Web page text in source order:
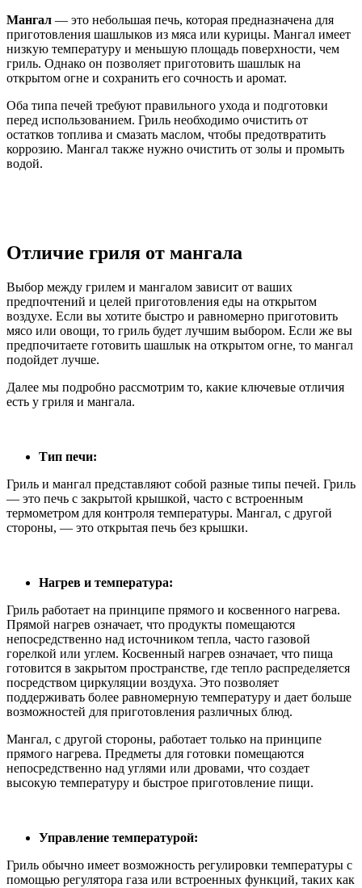
Мангал — это небольшая печь, которая предназначена для
приготовления шашлыков из мяса или курицы. Мангал имеет
низкую температуру и меньшую площадь поверхности, чем
гриль. Однако он позволяет приготовить шашлык на
открытом огне и сохранить его сочность и аромат.
Оба типа печей требуют правильного ухода и подготовки
перед использованием. Гриль необходимо очистить от
остатков топлива и смазать маслом, чтобы предотвратить
коррозию. Мангал также нужно очистить от золы и промыть
водой.
Отличие гриля от мангала
Выбор между грилем и мангалом зависит от ваших
предпочтений и целей приготовления еды на открытом
воздухе. Если вы хотите быстро и равномерно приготовить
мясо или овощи, то гриль будет лучшим выбором. Если же вы
предпочитаете готовить шашлык на открытом огне, то мангал
подойдет лучше.
Далее мы подробно рассмотрим то, какие ключевые отличия
есть у гриля и мангала.
Тип печи:
Гриль и мангал представляют собой разные типы печей. Гриль
— это печь с закрытой крышкой, часто с встроенным
термометром для контроля температуры. Мангал, с другой
стороны, — это открытая печь без крышки.
Нагрев и температура:
Гриль работает на принципе прямого и косвенного нагрева.
Прямой нагрев означает, что продукты помещаются
непосредственно над источником тепла, часто газовой
горелкой или углем. Косвенный нагрев означает, что пища
готовится в закрытом пространстве, где тепло распределяется
посредством циркуляции воздуха. Это позволяет
поддерживать более равномерную температуру и дает больше
возможностей для приготовления различных блюд.
Мангал, с другой стороны, работает только на принципе
прямого нагрева. Предметы для готовки помещаются
непосредственно над углями или дровами, что создает
высокую температуру и быстрое приготовление пищи.
Управление температурой:
Гриль обычно имеет возможность регулировки температуры с
помощью регулятора газа или встроенных функций, таких как